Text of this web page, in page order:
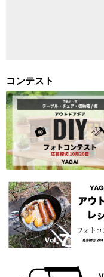
コンテスト